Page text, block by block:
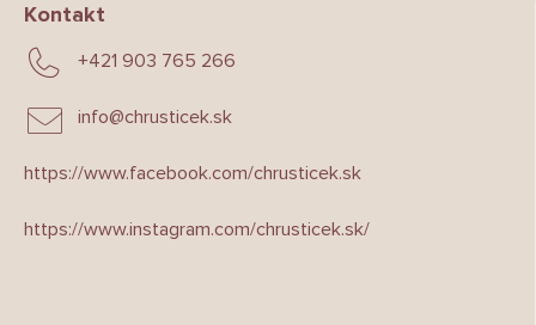
Kontakt
info@chrusticek.sk
+421 903 765 266
https://www.facebook.com/chrusticek.sk
https://www.instagram.com/chrusticek.sk/